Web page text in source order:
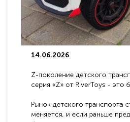
14.06.2026
Z-поколение детского
серия «Z» от RiverToys - это
Рынок детского транспорта
меняется, и если раньше